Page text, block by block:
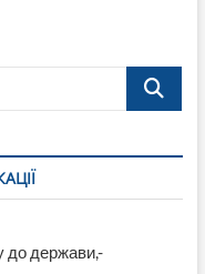
Поиск…
до держави,-